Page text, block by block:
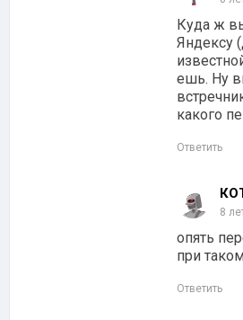
Куда ж
Яндексу
ешь. Ну
какого
Ответить
8
опять
при
Ответить